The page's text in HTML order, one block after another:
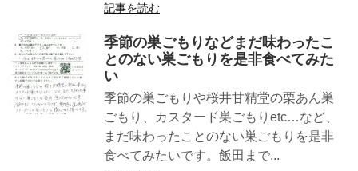
記事を読む
季節の巣ごもりなどまだ味わったこ
とのない巣ごもりを是非食べてみた
い
季節の巣ごもりや桜井甘精堂の栗あん巣
ごもり、カスタード巣ごもりetc…など、
まだ味わったことのない巣ごもりを是非
食べてみたいです。飯田まで...